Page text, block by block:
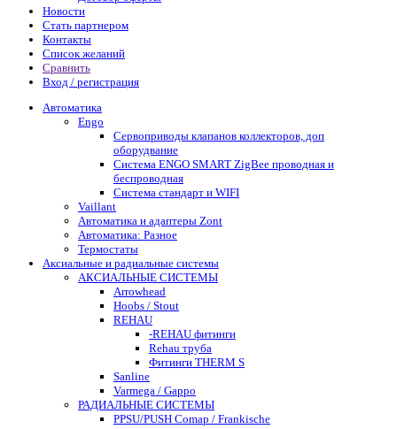
Новости
Стать партнером
Контакты
Список желаний
Сравнить
Вход / регистрация
Автоматика
Engo
Сервоприводы клапанов коллекторов, доп
оборудвание
Система ENGO SMART ZigBee проводная и
беспроводная
Система стандарт и WIFI
Vaillant
Автоматика и адаптеры Zont
Автоматика: Разное
Термостаты
Аксиальные и радиальные системы
АКСИАЛЬНЫЕ СИСТЕМЫ
Arrowhead
Hoobs / Stout
REHAU
-REHAU фитинги
Rehau труба
Фитинги THERM S
Sanline
Varmega / Gappo
РАДИАЛЬНЫЕ СИСТЕМЫ
PPSU/PUSH Comap / Frankische